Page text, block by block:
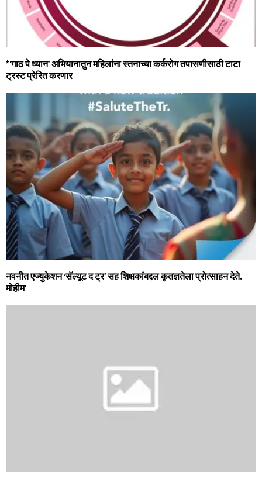
*’गाठ पे ध्‍यान’ अभियानातुन महिलांना स्‍तनाच्या कर्करोग तपासणीसाठी टाटा
ट्रस्ट प्रेरित करणार
नवनीत एज्युकेशन ‘सॅल्यूट द ट्र’ सह शिक्षकांबद्दल कृतज्ञतेला प्रोत्साहन देते.
मोहीम’